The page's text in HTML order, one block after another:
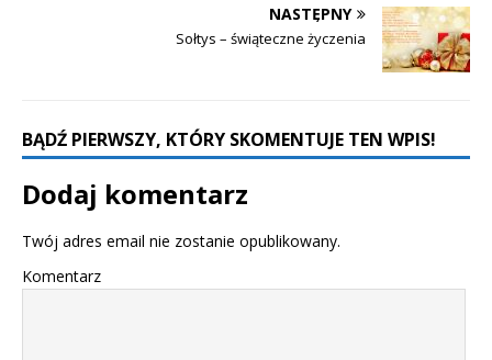
NASTĘPNY
Sołtys – świąteczne życzenia
BĄDŹ PIERWSZY, KTÓRY SKOMENTUJE TEN WPIS!
Dodaj komentarz
Twój adres email nie zostanie opublikowany.
Komentarz